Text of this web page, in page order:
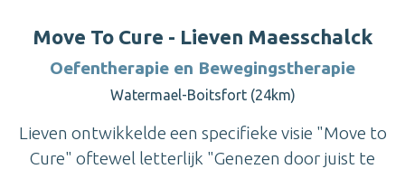
Move To Cure - Lieven Maesschalck
Oefentherapie en Bewegingstherapie
Watermael-Boitsfort (24km)
Lieven ontwikkelde een specifieke visie "Move to
Cure" oftewel letterlijk "Genezen door juist te